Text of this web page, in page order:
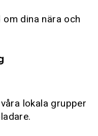
om dina nära och
lokala grupper